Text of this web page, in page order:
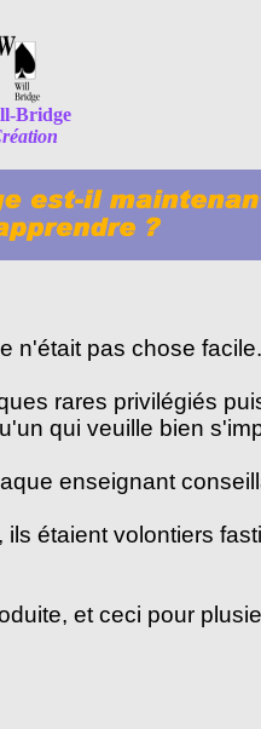
Bridge
n'était pas chose facile.
rares privilégiés
qui veuille bien
enseignant
étaient volontiers
et ceci pour